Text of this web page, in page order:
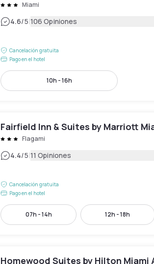
Miami
4.6/5|106 Opiniones
Cancelación gratuita
Pago en el hotel
10h - 16h
Fairfield Inn & Suites by Marriott
Flagami
4.4/5|11 Opiniones
Cancelación gratuita
Pago en el hotel
07h - 14h 12h - 18h
Homewood Suites by Hilton Miami